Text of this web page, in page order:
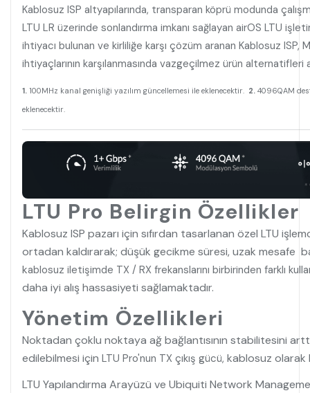
Kablosuz ISP altyapılarında, transparan köprü modunda
LTU LR üzerinde sonlandırma imkanı sağlayan airOS LTU
ihtiyacı bulunan ve kirliliğe karşı çözüm aranan Kablosuz
ihtiyaçlarının karşılanmasında vazgeçilmez ürün alternatifleri
1. 100MHz kanal genişliği yazılım güncellemesi ile eklenecektir. 2. 4096QAM
eklenecektir.
LTU Pro Belirgin Özellikler
Kablosuz ISP pazarı için sıfırdan tasarlanan özel LTU
ortadan kaldırarak; düşük gecikme süresi, uzak mesafe
kablosuz iletişimde TX / RX frekanslarını birbirinden farklı
daha iyi alış hassasiyeti sağlamaktadır.
Yönetim Özellikleri
Noktadan çoklu noktaya ağ bağlantısının stabilitesini
edilebilmesi için LTU Pro'nun TX çıkış gücü, kablosuz olarak
LTU Yapılandırma Arayüzü ve Ubiquiti Network